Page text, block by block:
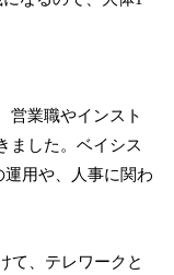
営業職やインスト
ました。ベイシス
用や、人事に関わ
て、テレワークと